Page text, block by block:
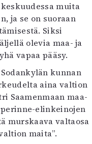
muita
ja se on suoraan
Siksi
olevia maa- ja
vapaa pääsy.
kunnan
aina valtion
Saamenmaan maa-
elinkeinojen
murskaava valtaosa
maita”.